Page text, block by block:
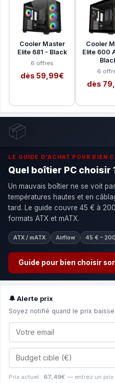
Cooler Master
Elite 681 - Black
6 offres
dès 59,99€
Cooler
Elite 600
6
dès
📦
LE GUIDE D'ACHAT POUR BIEN
Quel boîtier PC choisir
Un mauvais boîtier ne se voit
températures hautes et en
tard. Le guide couvre 45 € à
formats ATX et mATX.
ATX / mATX Airflow 45 € –
Guide pour bien choisir
🔔 Alerte prix
Soyez notifié quand le prix baisse
Prix actuel : 67,49€ — entrez un prix